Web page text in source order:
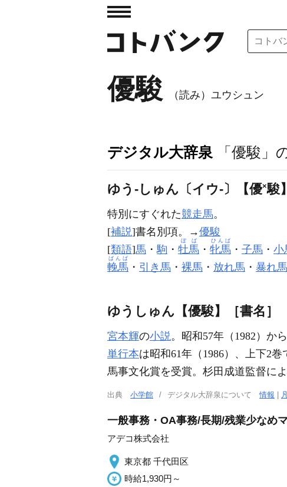
優駿 （読み）ユウシュン
デジタル大辞泉 「優駿」
ゆう‐しゅん〔イウ‐〕【優×駿】
特別にすぐれた競走馬。
[補説]書名別項。→優駿
[類語]馬 ・駒 ・ 牡馬
ぼば
・ 牝馬
ひんば
・ 子馬 ・ 小
輓馬
ばんば
・ 引き馬 ・ 裸馬 ・ 放れ馬 ・ 暴れ馬
ゆうしゅん【優駿】［書名］
宮本輝の小説。昭和57年（1982）か
単行本は昭和61年（1986）、上下2巻
馬事文化賞を受賞。杉田成道監督に
出典 小学館 デジタル大辞泉について情報
一般事務・OA事務/長期/残業少なめ
アデコ株式会社
東京都 千代田区
時給1,930円～